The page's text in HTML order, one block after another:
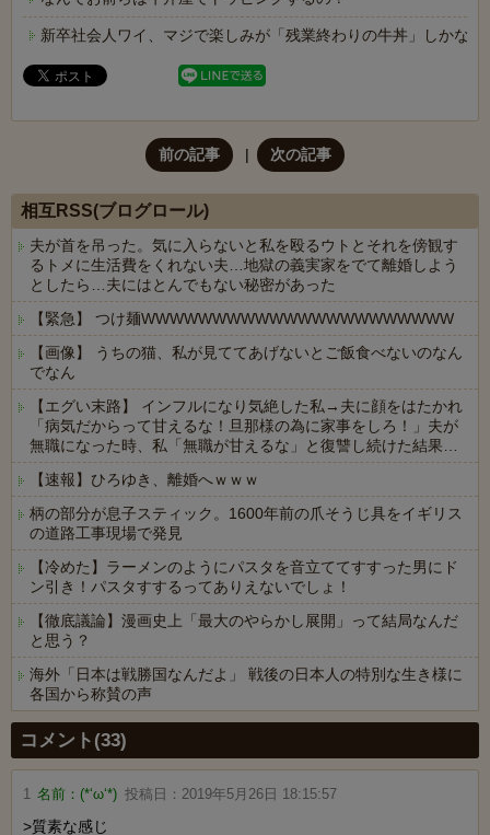
新卒社会人ワイ、マジで楽しみが「残業終わりの牛丼」しかない
前の記事 次の記事
相互RSS(ブログロール)
夫が首を吊った。気に入らないと私を殴るウトとそれを傍観す
るトメに生活費をくれない夫…地獄の義実家をでて離婚しよう
としたら…夫にはとんでもない秘密があった
【緊急】 つけ麺WWWWWWWWWWWWWWWWWWWWWW
【画像】 うちの猫、私が見ててあげないとご飯食べないのなん
でなん
【エグい末路】 インフルになり気絶した私→夫に顔をはたかれ
「病気だからって甘えるな！旦那様の為に家事をしろ！」夫が
無職になった時、私「無職が甘えるな」と復讐し続けた結果…
【速報】ひろゆき、離婚へｗｗｗ
柄の部分が息子スティック。1600年前の爪そうじ具をイギリス
の道路工事現場で発見
【冷めた】ラーメンのようにパスタを音立ててすすった男にド
ン引き！パスタすするってありえないでしょ！
【徹底議論】漫画史上「最大のやらかし展開」って結局なんだ
と思う？
海外「日本は戦勝国なんだよ」 戦後の日本人の特別な生き様に
各国から称賛の声
Powered by livedoor 相互RSS
コメント(33)
1 名前： (*‘ω‘*) 投稿日： 2019年5月26日 18:15:57
>質素な感じ